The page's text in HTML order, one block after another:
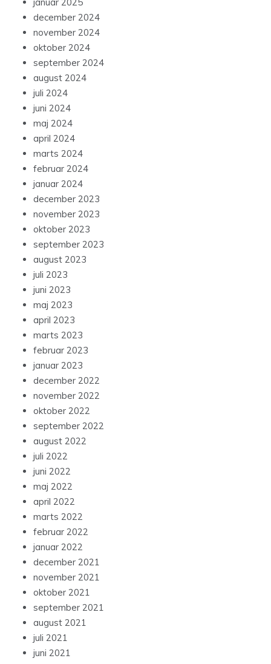
december 2024
november 2024
oktober 2024
september 2024
august 2024
juli 2024
juni 2024
maj 2024
april 2024
marts 2024
februar 2024
januar 2024
december 2023
november 2023
oktober 2023
september 2023
august 2023
juli 2023
juni 2023
maj 2023
april 2023
marts 2023
februar 2023
januar 2023
december 2022
november 2022
oktober 2022
september 2022
august 2022
juli 2022
juni 2022
maj 2022
april 2022
marts 2022
februar 2022
januar 2022
december 2021
november 2021
oktober 2021
september 2021
august 2021
juli 2021
juni 2021